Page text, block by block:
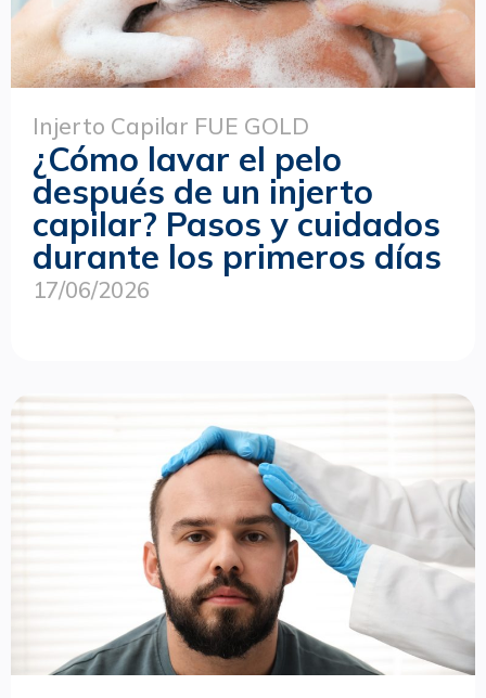
Injerto Capilar FUE GOLD
¿Cómo lavar el pelo
después de un injerto
capilar? Pasos y cuidados
durante los primeros días
17/06/2026